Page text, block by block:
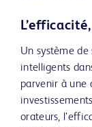
Un système
intelligents
parvenir à une
orateurs,